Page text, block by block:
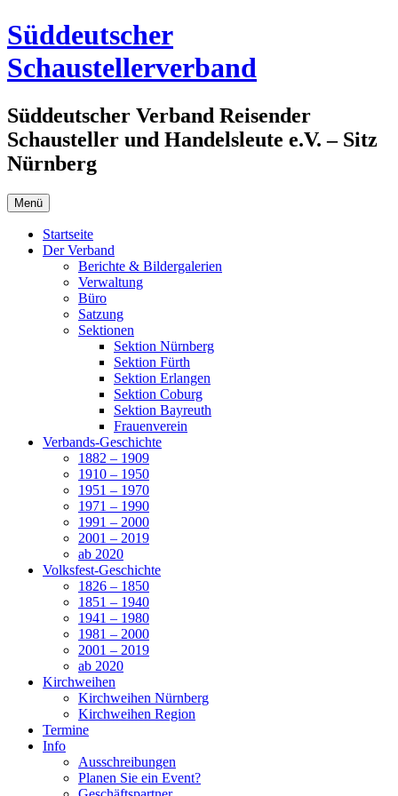
Zum
Inhalt
springen
Süddeutscher
Schaustellerverband
Süddeutscher Verband Reisender
Schausteller und Handelsleute e.V. – Sitz
Nürnberg
Menü
Startseite
Der Verband
Berichte & Bildergalerien
Verwaltung
Büro
Satzung
Sektionen
Sektion Nürnberg
Sektion Fürth
Sektion Erlangen
Sektion Coburg
Sektion Bayreuth
Frauenverein
Verbands-Geschichte
1882 – 1909
1910 – 1950
1951 – 1970
1971 – 1990
1991 – 2000
2001 – 2019
ab 2020
Volksfest-Geschichte
1826 – 1850
1851 – 1940
1941 – 1980
1981 – 2000
2001 – 2019
ab 2020
Kirchweihen
Kirchweihen Nürnberg
Kirchweihen Region
Termine
Info
Ausschreibungen
Planen Sie ein Event?